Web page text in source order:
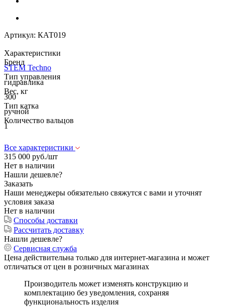
Артикул: КАТ019
Характеристики
Бренд
STEM Techno
Тип управления
гидравлика
Вес, кг
300
Тип катка
ручной
Количество вальцов
1
Все характеристики
315 000 руб./шт
Нет в наличии
Нашли дешевле?
Заказать
Наши менеджеры обязательно свяжутся с вами и уточнят
условия заказа
Нет в наличии
Способы доставки
Рассчитать доставку
Нашли дешевле?
Сервисная служба
Цена действительна только для интернет-магазина и может
отличаться от цен в розничных магазинах
Производитель может изменять конструкцию и
комплектацию без уведомления, сохраняя
функциональность изделия